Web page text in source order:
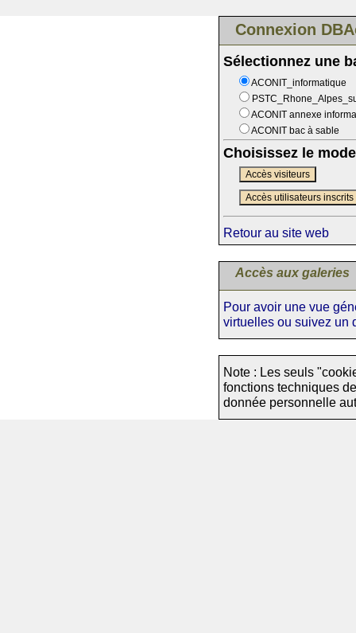
Connexion
Sélectionnez une
ACONIT_informatique
ACONIT annexe
ACONIT bac à sable
Choisissez le
Accès visiteurs
Accès utilisateurs inscrits
Retour au site web
Accès aux galeries
Pour avoir une vue
virtuelles ou suivez un
Note : Les seuls
fonctions techniques
donnée personnelle